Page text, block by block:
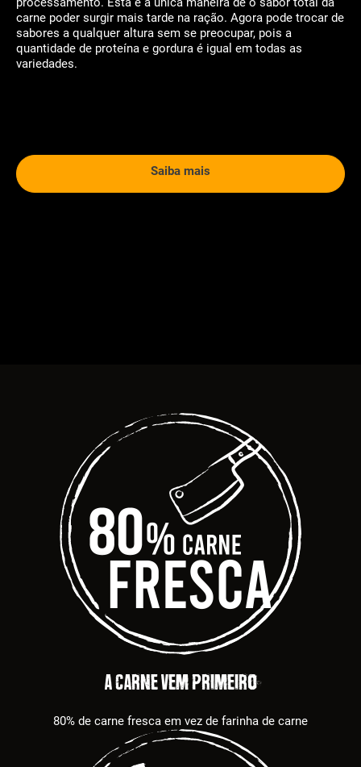
carne poder surgir mais tarde na ração. Agora pode trocar de
sabores a qualquer altura sem se preocupar, pois a
quantidade de proteína e gordura é igual em todas as
variedades.
Saiba mais
A carne vem primeiro
80% de carne fresca em vez de farinha de carne